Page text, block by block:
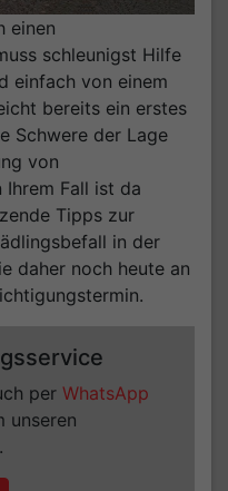
einen
schleunigst Hilfe
einfach von einem
bereits ein erstes
Schwere der Lage
von
Fall ist da
Tipps zur
in der
daher noch heute an
per WhatsApp
unseren